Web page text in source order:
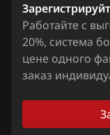
Renault
Saab
Seat
SGMW
Shacman
Работайте с
20%, система
цене одного
заказ